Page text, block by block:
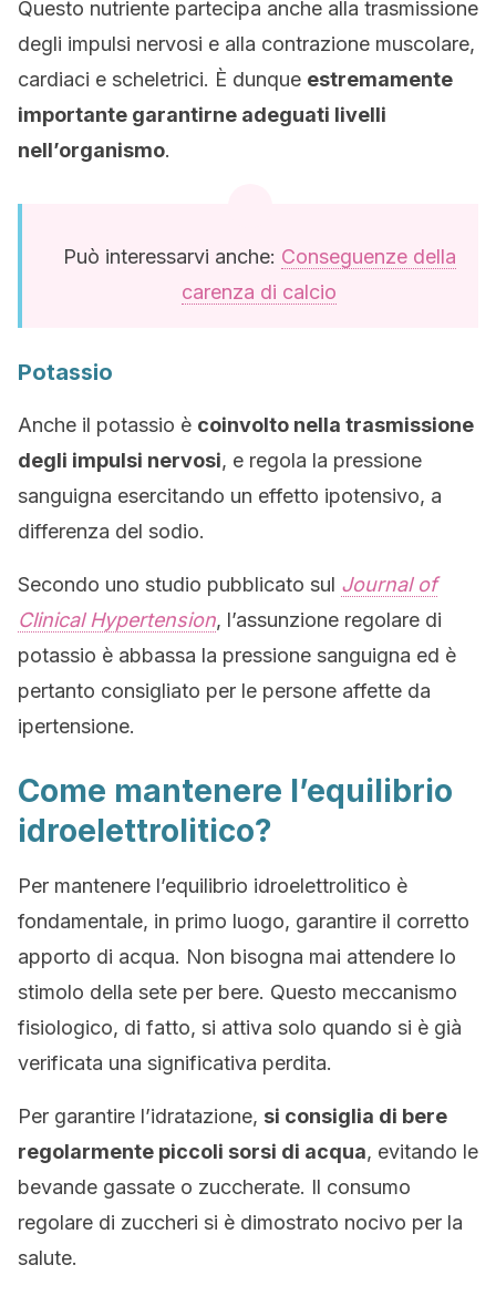
Questo nutriente partecipa anche alla trasmissione
degli impulsi nervosi e alla contrazione muscolare,
cardiaci e scheletrici. È dunque estremamente
importante garantirne adeguati livelli
nell’organismo.
Può interessarvi anche: Conseguenze della
carenza di calcio
Potassio
Anche il potassio è coinvolto nella trasmissione
degli impulsi nervosi, e regola la pressione
sanguigna esercitando un effetto ipotensivo, a
differenza del sodio.
Secondo uno studio pubblicato sul Journal of
Clinical Hypertension, l’assunzione regolare di
potassio è abbassa la pressione sanguigna ed è
pertanto consigliato per le persone affette da
ipertensione.
Come mantenere l’equilibrio
idroelettrolitico?
Per mantenere l’equilibrio idroelettrolitico è
fondamentale, in primo luogo, garantire il corretto
apporto di acqua. Non bisogna mai attendere lo
stimolo della sete per bere. Questo meccanismo
fisiologico, di fatto, si attiva solo quando si è già
verificata una significativa perdita.
Per garantire l’idratazione, si consiglia di bere
regolarmente piccoli sorsi di acqua, evitando le
bevande gassate o zuccherate. Il consumo
regolare di zuccheri si è dimostrato nocivo per la
salute.